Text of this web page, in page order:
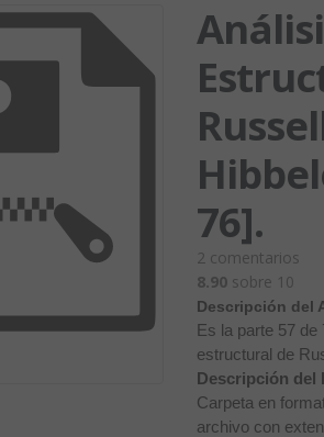
76].
2 comentarios
8.90 sobre 10
Descripción del
Es la parte 57 de
estructural de
Descripción del
Carpeta en
archivo con